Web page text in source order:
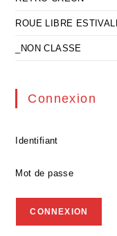
ROUE LIBRE
_NON CLASSE
Connexion
Identifiant
Mot de passe